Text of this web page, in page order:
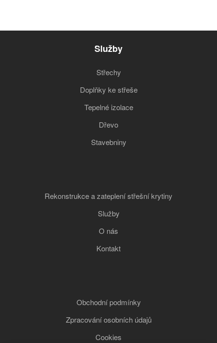
Služby
Střechy
Doplňky ke střeše
Tepelné izolace
Dřevo
Stavebniny
Rekonstrukce a zateplení střešní krytiny
Služby
O nás
Kontakt
Obchodní podmínky
Zpracování osobních údajů
Cookies